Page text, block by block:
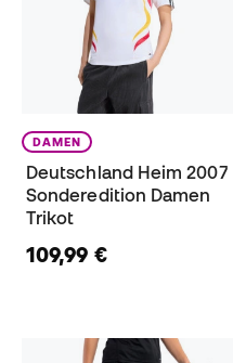
DAMEN
Deutschland Heim 2007
Sonderedition Damen
Trikot
109,99 €